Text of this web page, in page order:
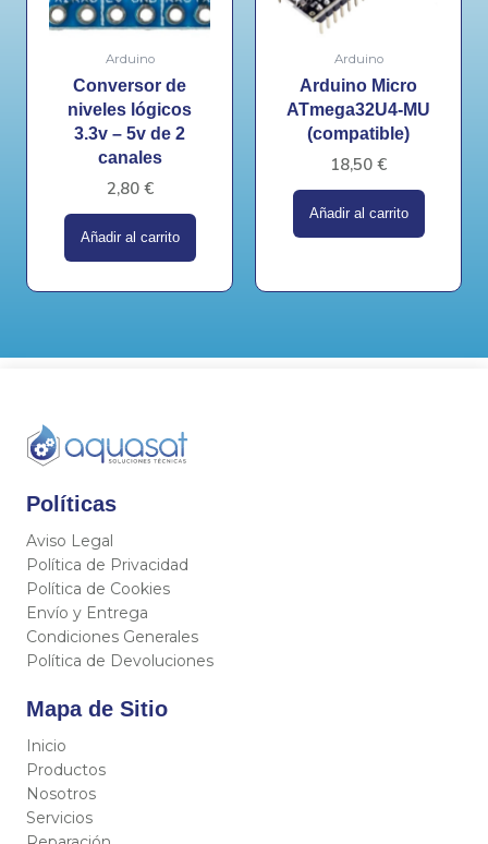
Arduino
Conversor de
niveles lógicos
3.3v – 5v de 2
canales
2,80 €
Añadir al carrito
Arduino
Arduino Micro
ATmega32U4-MU
(compatible)
18,50 €
Añadir al carrito
Políticas
Aviso Legal
Política de Privacidad
Política de Cookies
Envío y Entrega
Condiciones Generales
Política de Devoluciones
Mapa de Sitio
Inicio
Productos
Nosotros
Servicios